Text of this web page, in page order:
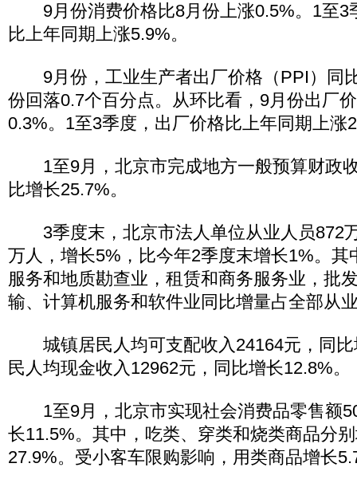
9月份消费价格比8月份上涨0.5%。1至3
比上年同期上涨5.9%。
9月份，工业生产者出厂价格（PPI）同
份回落0.7个百分点。从环比看，9月份出厂
0.3%。1至3季度，出厂价格比上年同期上涨
1至9月，北京市完成地方一般预算财政
比增长25.7%。
3季度末，北京市法人单位从业人员872
万人，增长5%，比今年2季度末增长1%。其
服务和地质勘查业，租赁和商务服务业，批
输、计算机服务和软件业同比增量占全部从
城镇居民人均可支配收入24164元，同比
民人均现金收入12962元，同比增长12.8%。
1至9月，北京市实现社会消费品零售额
长11.5%。其中，吃类、穿类和烧类商品分
27.9%。受小客车限购影响，用类商品增长